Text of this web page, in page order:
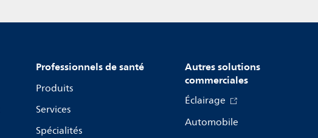
Professionnels de santé
Produits
Services
Spécialités
Autres solutions
commerciales
Éclairage
Automobile